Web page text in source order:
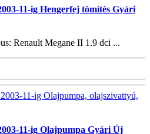
11-ig Hengerfej tömítés Gyári
Renault Megane II 1.9 dci ...
11-ig Olajpumpa Gyári Új